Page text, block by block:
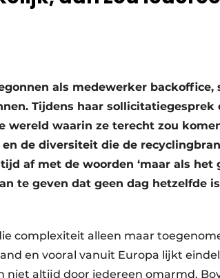
als medewerker backoffice,
Tijdens haar sollicitatiegesprek
waarin ze terecht zou
de diversiteit die de
af met de woorden ‘maar als het
te geven dat geen dag hetzelfde
complexiteit alleen maar
en vooral vanuit Europa lijkt
niet altijd door iedereen omarmd.